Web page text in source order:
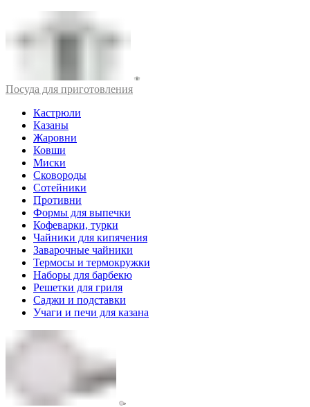
Посуда для приготовления
Кастрюли
Казаны
Жаровни
Ковши
Миски
Сковороды
Сотейники
Противни
Формы для выпечки
Кофеварки, турки
Чайники для кипячения
Заварочные чайники
Термосы и термокружки
Наборы для барбекю
Решетки для гриля
Саджи и подставки
Учаги и печи для казана